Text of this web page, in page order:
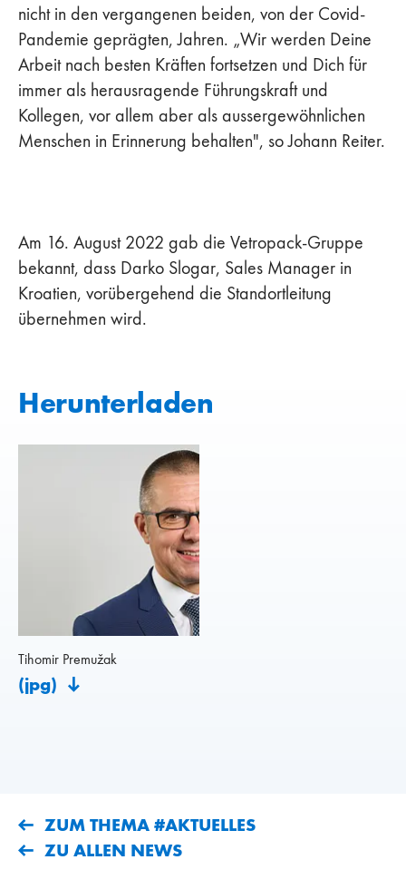
nicht in den vergangenen beiden, von der Covid-
Pandemie geprägten, Jahren. „Wir werden Deine
Arbeit nach besten Kräften fortsetzen und Dich für
immer als herausragende Führungskraft und
Kollegen, vor allem aber als aussergewöhnlichen
Menschen in Erinnerung behalten", so Johann Reiter.
Am 16. August 2022 gab die Vetropack-Gruppe
bekannt, dass Darko Slogar, Sales Manager in
Kroatien, vorübergehend die Standortleitung
übernehmen wird.
Herunterladen
Tihomir Premužak
(jpg)
ZUM THEMA #AKTUELLES
ZU ALLEN NEWS